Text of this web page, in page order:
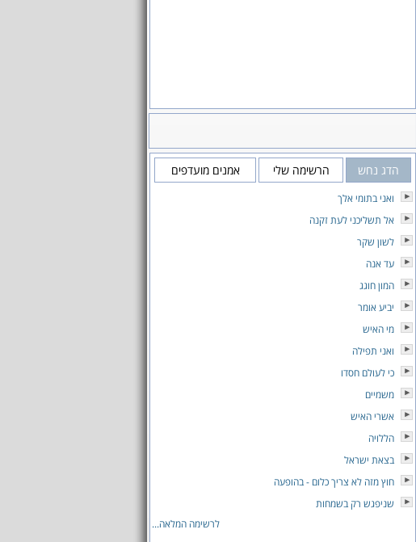
הדג נחש הרשימה שלי אמנים מועדפים
ואני בתומי אלך
אל תשליכני לעת זקנה
לשון שקר
עד אנה
המון חוגג
יביע אומר
מי האיש
ואני תפילה
כי לעולם חסדו
משמיים
אשרי האיש
הללויה
בצאת ישראל
חוץ מזה לא צריך כלום - בהופעה
שניפגש רק בשמחות
לרשימה המלאה...